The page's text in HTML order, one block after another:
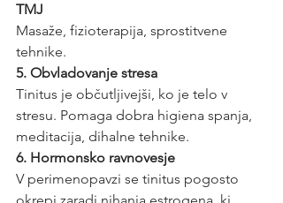
TMJ
Masaže, fizioterapija, sprostitvene
tehnike.
5. Obvladovanje stresa
Tinitus je občutljivejši, ko je telo v
stresu. Pomaga dobra higiena spanja,
meditacija, dihalne tehnike.
6. Hormonsko ravnovesje
V perimenopavzi se tinitus pogosto